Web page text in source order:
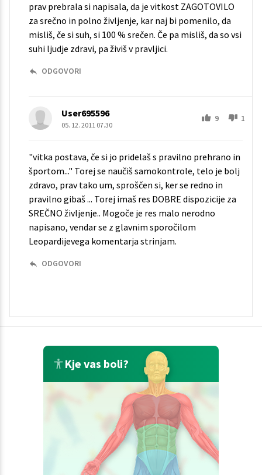
prav prebrala si napisala, da je vitkost ZAGOTOVILO
za srečno in polno življenje, kar naj bi pomenilo, da
misliš, če si suh, si 100 % srečen. Če pa misliš, da so vsi
suhi ljudje zdravi, pa živiš v pravljici.
ODGOVORI
User695596
05. 12. 2011 07.30
9 1
"vitka postava, če si jo pridelaš s pravilno prehrano in
športom..." Torej se naučiš samokontrole, telo je bolj
zdravo, prav tako um, sproščen si, ker se redno in
pravilno gibaš ... Torej imaš res DOBRE dispozicije za
SREČNO življenje.. Mogoče je res malo nerodno
napisano, vendar se z glavnim sporočilom
Leopardijevega komentarja strinjam.
ODGOVORI
Kje vas boli?